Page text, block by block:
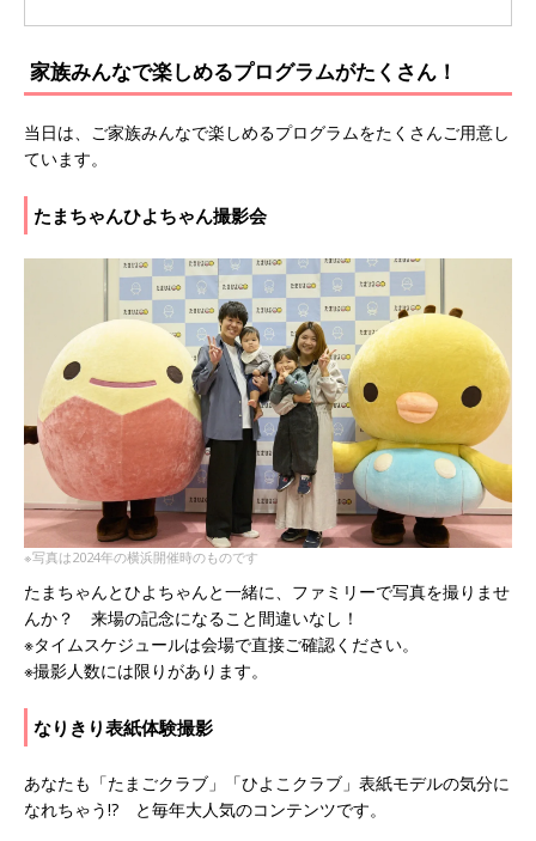
家族みんなで楽しめるプログラムがたくさん！
当日は、ご家族みんなで楽しめるプログラムをたくさんご用意し
ています。
たまちゃんひよちゃん撮影会
※写真は2024年の横浜開催時のものです
たまちゃんとひよちゃんと一緒に、ファミリーで写真を撮りませ
んか？ 来場の記念になること間違いなし！
※タイムスケジュールは会場で直接ご確認ください。
※撮影人数には限りがあります。
なりきり表紙体験撮影
あなたも「たまごクラブ」「ひよこクラブ」表紙モデルの気分に
なれちゃう!? と毎年大人気のコンテンツです。